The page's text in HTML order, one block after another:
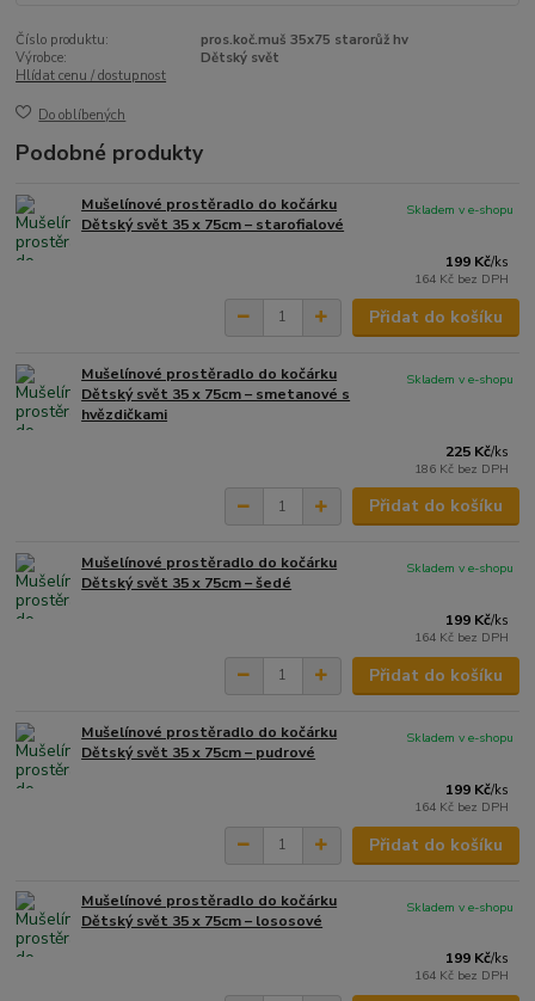
Číslo produktu:
pros.koč.muš 35x75 starorůž hv
Výrobce:
Dětský svět
Hlídat cenu / dostupnost
Do oblíbených
Podobné produkty
Mušelínové prostěradlo do kočárku
Dětský svět 35 x 75cm – starofialové
199 Kč/ks
164 Kč bez DPH
Skladem v e-shopu
Přidat do košíku
Mušelínové prostěradlo do kočárku
Dětský svět 35 x 75cm – smetanové s
hvězdičkami
225 Kč/ks
186 Kč bez DPH
Skladem v e-shopu
Přidat do košíku
Mušelínové prostěradlo do kočárku
Dětský svět 35 x 75cm – šedé
199 Kč/ks
164 Kč bez DPH
Skladem v e-shopu
Přidat do košíku
Mušelínové prostěradlo do kočárku
Dětský svět 35 x 75cm – pudrové
199 Kč/ks
164 Kč bez DPH
Skladem v e-shopu
Přidat do košíku
Mušelínové prostěradlo do kočárku
Dětský svět 35 x 75cm – lososové
199 Kč/ks
164 Kč bez DPH
Skladem v e-shopu